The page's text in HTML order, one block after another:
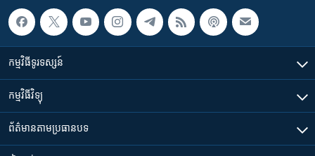
កម្មវិធី​ទូរទស្សន៍
កម្មវិធី​វិទ្យុ
ព័ត៌មាន​តាមប្រធានបទ​